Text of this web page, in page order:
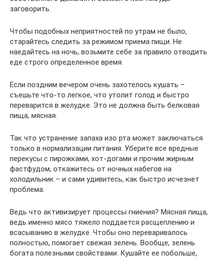
заговорить.
Чтобы подобных неприятностей по утрам не было,
старайтесь следить за режимом приема пищи. Не
наедайтесь на ночь, возьмите себе за правило отводить
еде строго определенное время.
Если поздним вечером очень захотелось кушать –
съешьте что-то легкое, что утолит голод и быстро
переварится в желудке. Это не должна быть белковая
пища, мясная.
Так что устранение запаха изо рта может заключаться
только в нормализации питания. Уберите все вредные
перекусы с пирожками, хот-догами и прочим жирным
фастфудом, откажитесь от ночных набегов на
холодильник – и сами удивитесь, как быстро исчезнет
проблема.
Ведь что активизирует процессы гниения? Мясная пища,
ведь именно мясо тяжело поддается расщеплению и
всасыванию в желудке. Чтобы оно переваривалось
полностью, помогает свежая зелень. Вообще, зелень
богата полезными свойствами. Кушайте ее побольше,